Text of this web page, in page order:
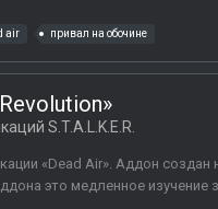
air привал на обочине
S.T.A.L.K.E.R.
«Dead Air». Аддон создан
это медленное